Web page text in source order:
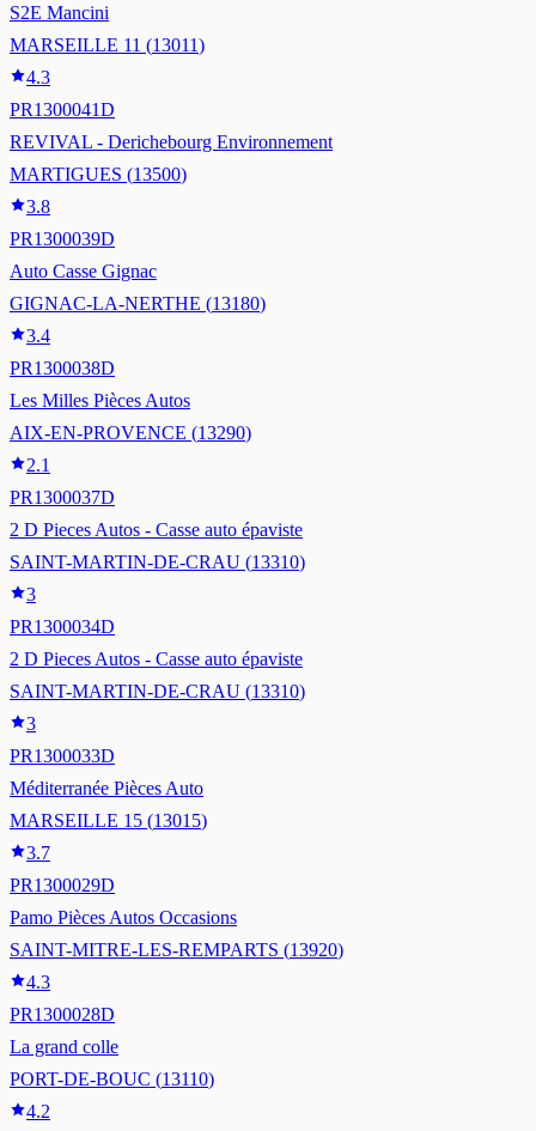
S2E Mancini
MARSEILLE 11 (13011)
4.3
PR1300041D
REVIVAL - Derichebourg Environnement
MARTIGUES (13500)
3.8
PR1300039D
Auto Casse Gignac
GIGNAC-LA-NERTHE (13180)
3.4
PR1300038D
Les Milles Pièces Autos
AIX-EN-PROVENCE (13290)
2.1
PR1300037D
2 D Pieces Autos - Casse auto épaviste
SAINT-MARTIN-DE-CRAU (13310)
3
PR1300034D
2 D Pieces Autos - Casse auto épaviste
SAINT-MARTIN-DE-CRAU (13310)
3
PR1300033D
Méditerranée Pièces Auto
MARSEILLE 15 (13015)
3.7
PR1300029D
Pamo Pièces Autos Occasions
SAINT-MITRE-LES-REMPARTS (13920)
4.3
PR1300028D
La grand colle
PORT-DE-BOUC (13110)
4.2